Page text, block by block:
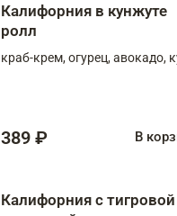
Калифорния в кунжуте
ролл
краб-крем, огурец, авокадо,
389 ₽ В
Калифорния с тигровой